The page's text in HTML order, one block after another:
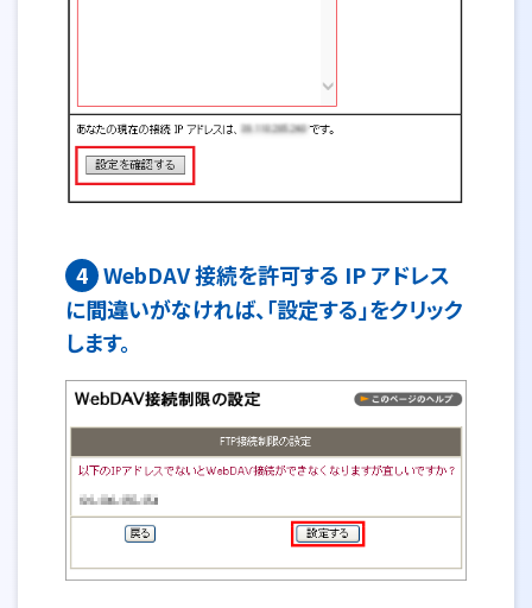
4 WebDAV 接続を許可する IP アドレス
に間違いがなければ、「設定する」をクリック
します。